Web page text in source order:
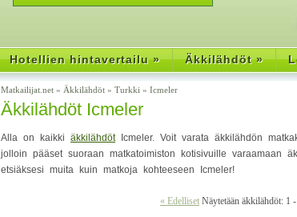
Hotellien hintavertailu » Äkkilähdöt »
Matkailijat.net » Äkkilähdöt » Turkki » Icmeler
Äkkilähdöt Icmeler
Alla on kaikki äkkilähdötIcmeler. Voit varata äkkilähdön
jolloin pääset suoraan matkatoimiston kotisivuille varaamaan
etsiäksesi muita kuin matkoja kohteeseen Icmeler!
« Edelliset Näytetään äkkilähdöt: 1